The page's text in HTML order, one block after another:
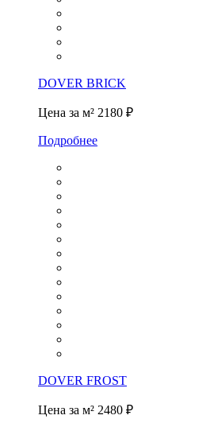
DOVER BRICK
Цена за м² 2180 ₽
Подробнее
DOVER FROST
Цена за м² 2480 ₽